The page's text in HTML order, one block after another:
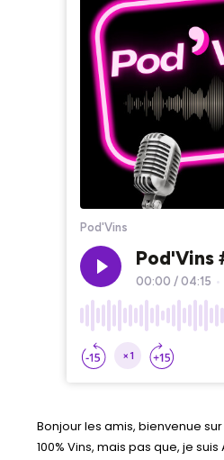
Bonjour les amis, bienvenue
100% Vins, mais pas que, je